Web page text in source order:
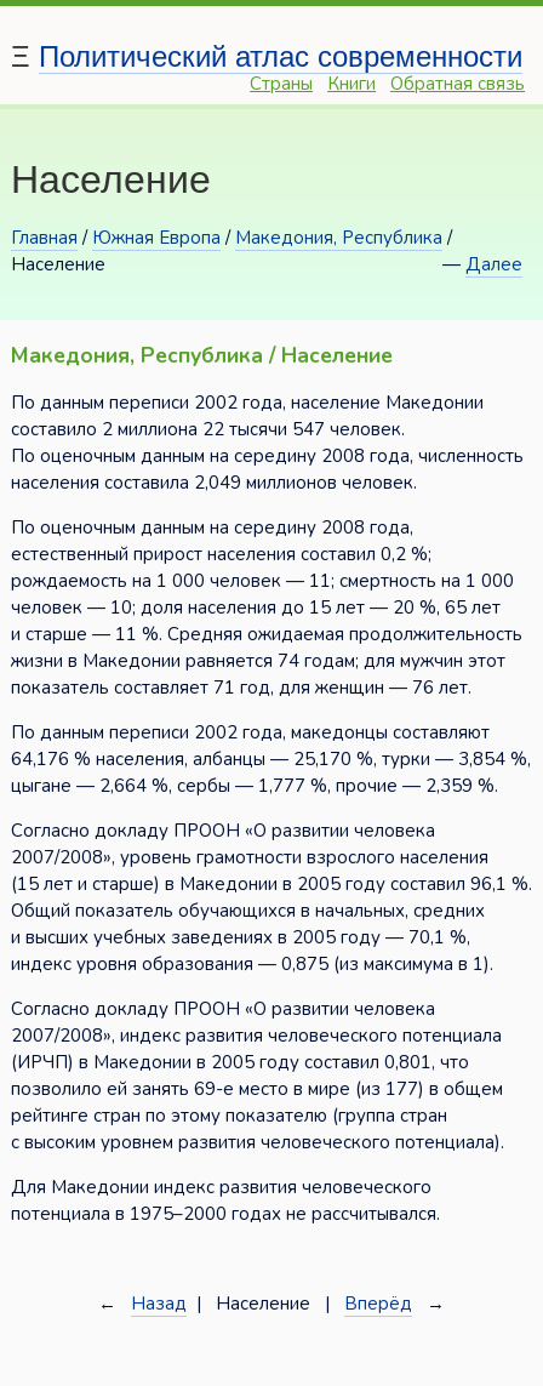
Ξ Политический атлас современности
Страны Книги Обратная связь
Население
Главная / Южная Европа / Македония, Республика /
Население
—Далее
Македония, Республика / Население
По данным переписи 2002 года, население Македонии
составило 2 миллиона 22 тысячи 547 человек.
По оценочным данным на середину 2008 года, численность
населения составила 2,049 миллионов человек.
По оценочным данным на середину 2008 года,
естественный прирост населения составил 0,2 %;
рождаемость на 1 000 человек — 11; смертность на 1 000
человек — 10; доля населения до 15 лет — 20 %, 65 лет
и старше — 11 %. Средняя ожидаемая продолжительность
жизни в Македонии равняется 74 годам; для мужчин этот
показатель составляет 71 год, для женщин — 76 лет.
По данным переписи 2002 года, македонцы составляют
64,176 % населения, албанцы — 25,170 %, турки — 3,854 %,
цыгане — 2,664 %, сербы — 1,777 %, прочие — 2,359 %.
Согласно докладу ПРООН «О развитии человека
2007/2008», уровень грамотности взрослого населения
(15 лет и старше) в Македонии в 2005 году составил 96,1 %.
Общий показатель обучающихся в начальных, средних
и высших учебных заведениях в 2005 году — 70,1 %,
индекс уровня образования — 0,875 (из максимума в 1).
Согласно докладу ПРООН «О развитии человека
2007/2008», индекс развития человеческого потенциала
(ИРЧП) в Македонии в 2005 году составил 0,801, что
позволило ей занять 69-е место в мире (из 177) в общем
рейтинге стран по этому показателю (группа стран
с высоким уровнем развития человеческого потенциала).
Для Македонии индекс развития человеческого
потенциала в 1975–2000 годах не рассчитывался.
← Назад | Население | Вперёд →